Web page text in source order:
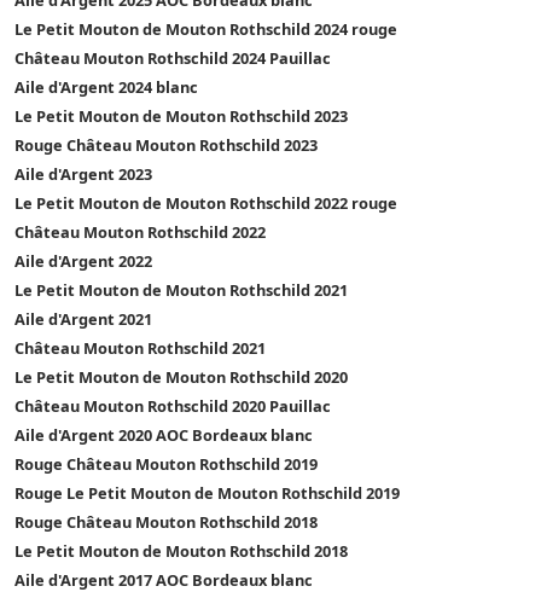
Le Petit Mouton de Mouton Rothschild 2024 rouge
Château Mouton Rothschild 2024 Pauillac
Aile d'Argent 2024 blanc
Le Petit Mouton de Mouton Rothschild 2023
Rouge Château Mouton Rothschild 2023
Aile d'Argent 2023
Le Petit Mouton de Mouton Rothschild 2022 rouge
Château Mouton Rothschild 2022
Aile d'Argent 2022
Le Petit Mouton de Mouton Rothschild 2021
Aile d'Argent 2021
Château Mouton Rothschild 2021
Le Petit Mouton de Mouton Rothschild 2020
Château Mouton Rothschild 2020 Pauillac
Aile d'Argent 2020 AOC Bordeaux blanc
Rouge Château Mouton Rothschild 2019
Rouge Le Petit Mouton de Mouton Rothschild 2019
Rouge Château Mouton Rothschild 2018
Le Petit Mouton de Mouton Rothschild 2018
Aile d'Argent 2017 AOC Bordeaux blanc